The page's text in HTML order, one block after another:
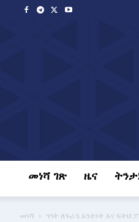
መነሻ ገጽ ዜና
መነሻ ጎጎት ለጉራጌ አንድነት እና ፍትህ